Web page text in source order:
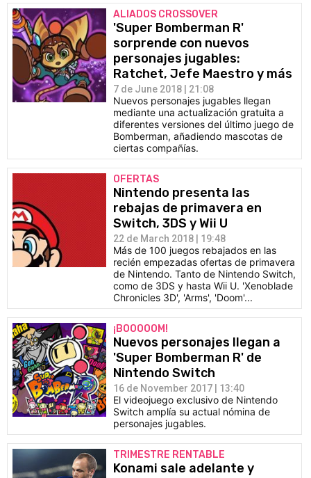
ALIADOS CROSSOVER
'Super Bomberman R'
sorprende con nuevos
personajes jugables:
Ratchet, Jefe Maestro y más
7 de June 2018 | 21:08
Nuevos personajes jugables llegan
mediante una actualización gratuita a
diferentes versiones del último juego de
Bomberman, añadiendo mascotas de
ciertas compañías.
OFERTAS
Nintendo presenta las
rebajas de primavera en
Switch, 3DS y Wii U
22 de March 2018 | 19:48
Más de 100 juegos rebajados en las
recién empezadas ofertas de primavera
de Nintendo. Tanto de Nintendo Switch,
como de 3DS y hasta Wii U. 'Xenoblade
Chronicles 3D', 'Arms', 'Doom'...
¡BOOOOOM!
Nuevos personajes llegan a
'Super Bomberman R' de
Nintendo Switch
16 de November 2017 | 13:40
El videojuego exclusivo de Nintendo
Switch amplía su actual nómina de
personajes jugables.
TRIMESTRE RENTABLE
Konami sale adelante y